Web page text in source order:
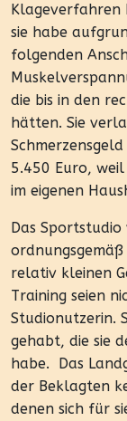
Klageverfahren
sie habe
folgenden
die bis in den
hätten. Sie
5.450 Euro,
im eigenen
Das
relativ kleinen
Training seien
Studionutzerin.
gehabt, die sie
habe. Das
der Beklagten
denen sich für